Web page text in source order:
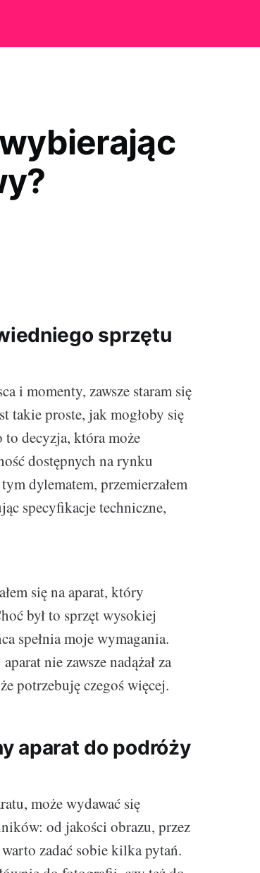
sprzętu
i momenty, zawsze staram się
takie proste, jak mogłoby się
decyzja, która może
dostępnych na rynku
dylematem, przemierzałem
specyfikacje techniczne,
się na aparat, który
był to sprzęt wysokiej
spełnia moje wymagania.
nie zawsze nadążał za
potrzebuję czegoś więcej.
aparat do podróży
może wydawać się
od jakości obrazu, przez
zadać sobie kilka pytań.